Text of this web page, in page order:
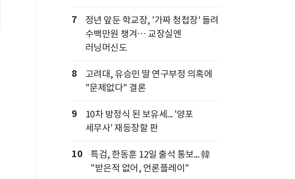
7
정년 앞둔 학교장, '가짜 청첩장' 돌려
수백만원 챙겨… 교장실엔
러닝머신도
8
고려대, 유승민 딸 연구부정 의혹에
"문제없다" 결론
9
10차 방정식 된 보유세... '양포
세무사' 재등장할 판
10
특검, 한동훈 12일 출석 통보... 韓
"받은적 없어, 언론플레이"